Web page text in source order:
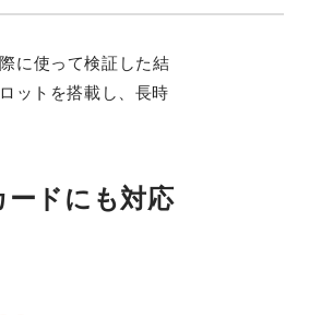
に使って検証した結
ットを搭載し、長時
ードにも対応